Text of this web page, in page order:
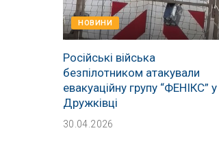
НОВИНИ
Російські війська
безпілотником атакували
евакуаційну групу “ФЕНІКС” у
Дружківці
30.04.2026